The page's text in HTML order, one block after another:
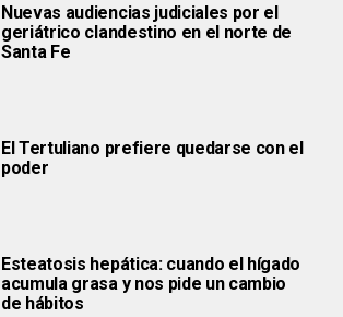
Nuevas audiencias judiciales por el
geriátrico clandestino en el norte de
Santa Fe
El Tertuliano prefiere quedarse con el
poder
Esteatosis hepática: cuando el hígado
acumula grasa y nos pide un cambio
de hábitos